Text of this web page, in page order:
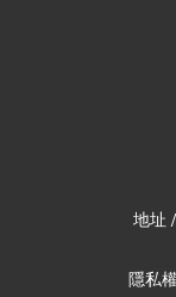
地址
隱私